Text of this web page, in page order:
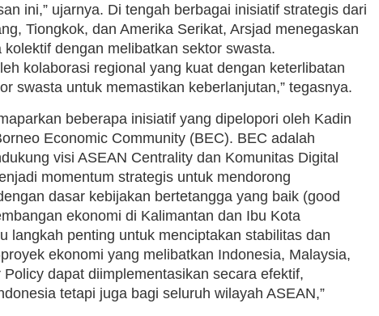
ini,” ujarnya. Di tengah berbagai inisiatif strategis dari
Tiongkok, dan Amerika Serikat, Arsjad menegaskan
dengan melibatkan sektor swasta.
kolaborasi regional yang kuat dengan keterlibatan
swasta untuk memastikan keberlanjutan,” tegasnya.
beberapa inisiatif yang dipelopori oleh Kadin
Economic Community (BEC). BEC adalah
visi ASEAN Centrality dan Komunitas Digital
momentum strategis untuk mendorong
dasar kebijakan bertetangga yang baik (good
ekonomi di Kalimantan dan Ibu Kota
langkah penting untuk menciptakan stabilitas dan
ekonomi yang melibatkan Indonesia, Malaysia,
dapat diimplementasikan secara efektif,
tetapi juga bagi seluruh wilayah ASEAN,”